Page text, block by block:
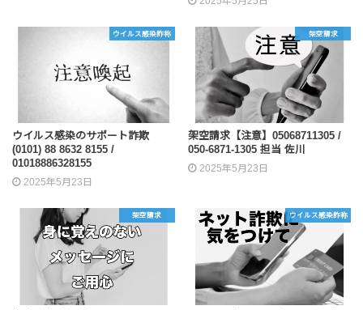
ウイルス感染詐称
ウイルス感染のサポート詐欺
(0101) 88 8632 8155 /
01018886328155
2025年5月23日
架空請求
架空請求【注意】05068711305 /
050-6871-1305 担当 佐川
2025年5月23日
架空請求 ウイルス感染詐称